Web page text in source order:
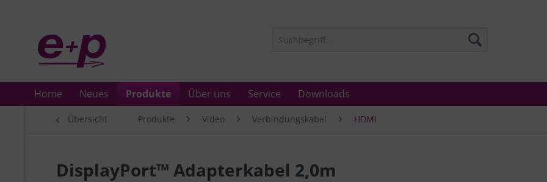
Home Neues Produkte Über uns Service Downloads
Übersicht Produkte Video Verbindungskabel HDMI
DisplayPort™ Adapterkabel 2,0m